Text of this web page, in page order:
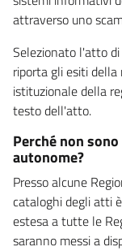
attraverso uno
Selezionato l'atto
riporta gli esiti della
istituzionale della
testo dell'atto.
Perché non
autonome?
Presso alcune
cataloghi degli atti
estesa a tutte le
saranno messi a